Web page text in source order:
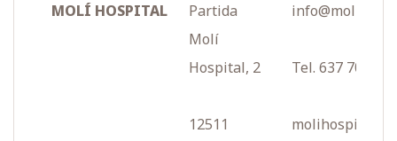
MOLÍ HOSPITAL
Partida
Molí
Hospital, 2
12511
Tel. 637 700 776